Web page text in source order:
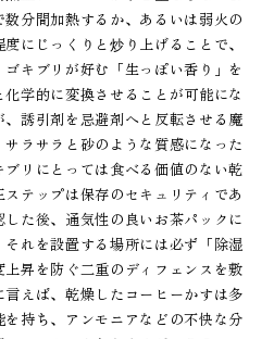
分間加熱するか、あるいは弱火の
にじっくりと炒り上げることで、
キブリが好む「生っぽい香り」を
化学的に変換させることが可能にな
、誘引剤を忌避剤へと反転させる魔
ラサラと砂のような質感になった
リにとっては食べる価値のない乾
テップは保存のセキュリティであ
た後、通気性の良いお茶パックに
れを設置する場所には必ず「除湿
昇を防ぐ二重のディフェンスを敷
言えば、乾燥したコーヒーかすは多
持ち、アンモニアなどの不快な分